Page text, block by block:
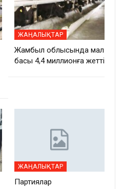
ЖАҢАЛЫҚТАР
Жамбыл облысында мал
басы 4,4 миллионға жетті
ЖАҢАЛЫҚТАР
Партиялар